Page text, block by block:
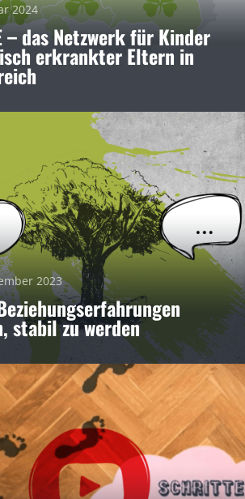
2024
– das Netzwerk für Kinder
erkrankter Eltern in
2023
stabil zu werden